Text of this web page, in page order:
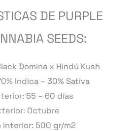
DE PURPLE
SEEDS:
Domina x Hindú Kush
Indica – 30% Sativa
55 – 60 días
Octubre
interior: 500 gr/m2